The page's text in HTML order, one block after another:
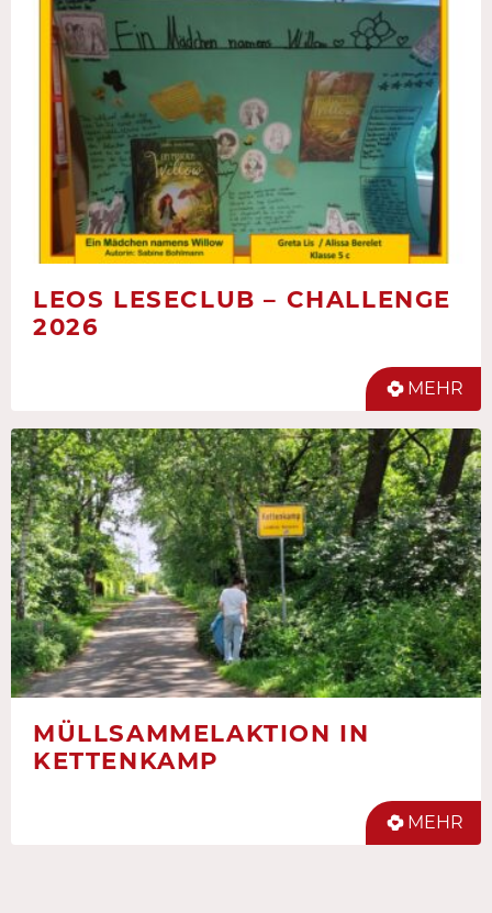
LEOS LESECLUB – CHALLENGE
2026
MEHR
MÜLLSAMMELAKTION IN
KETTENKAMP
MEHR